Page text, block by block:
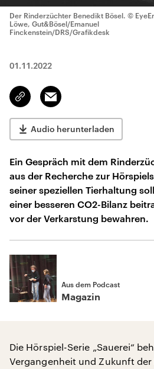
Der Rinderzüchter Benedikt Bösel. ©
Löwe, Gut&Bösel/Emanuel
Finckenstein/DRS/Grafikdesk
01.11.2022
Link
kopieren/teilen
Email
Audio herunterladen
Ein Gespräch mit dem
aus der Recherche zur
seiner speziellen Tierhaltung
einer besseren CO2-Bilanz
vor der Verkarstung bewahren.
Aus dem Podcast
Magazin
Die Hörspiel-Serie „Sauerei“
Vergangenheit und Zukunft